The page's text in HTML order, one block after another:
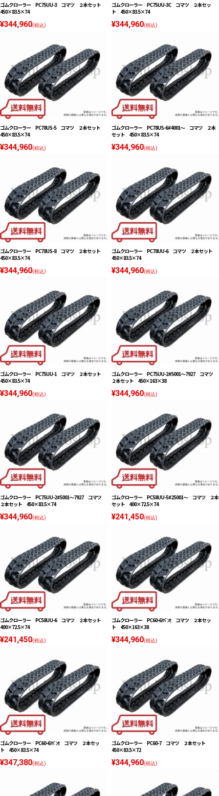
ゴムクローラー PC75UU-3 コマツ ２本セット
450×83.5×74
¥344,960(税込)
ゴムクローラー PC75UU-3C コマツ ２本セッ
ト 450×83.5×74
¥344,960(税込)
ゴムクローラー PC78US-5 コマツ ２本セット
450×83.5×74
¥344,960(税込)
ゴムクローラー PC78US-6#4001〜 コマツ ２本
セット 450×83.5×74
¥344,960(税込)
ゴムクローラー PC78US-8 コマツ ２本セット
450×83.5×74
¥344,960(税込)
ゴムクローラー PC78UU-6 コマツ ２本セット
450×83.5×74
¥344,960(税込)
ゴムクローラー PC75UU-1 コマツ ２本セット
450×83.5×74
¥344,960(税込)
ゴムクローラー PC75UU-2#5001〜7927 コマツ
２本セット 450×163×38
¥344,960(税込)
ゴムクローラー PC75UU-2#5001〜7927 コマツ
２本セット 450×83.5×74
¥344,960(税込)
ゴムクローラー PC58UU-5#25001〜 コマツ ２本
セット 400×72.5×74
¥241,450(税込)
ゴムクローラー PC58UU-6 コマツ ２本セット
400×72.5×74
¥241,450(税込)
ゴムクローラー PC60-6ｱﾊﾞﾝｾ コマツ ２本セッ
ト 450×163×38
¥344,960(税込)
ゴムクローラー PC60-6ｱﾊﾞﾝｾ コマツ ２本セッ
ト 450×83.5×74
¥347,380(税込)
ゴムクローラー PC60-7 コマツ ２本セット
450×83.5×72
¥344,960(税込)